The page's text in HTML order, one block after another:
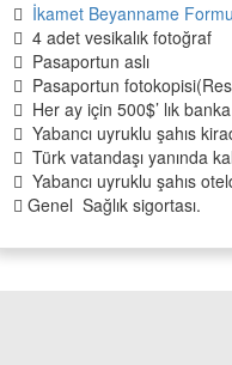
 İkamet Beyanname Formu
 4 adet vesikalık fotoğraf
 Pasaportun aslı
 Pasaportun
 Her ay için 500$’ lık
 Yabancı uyruklu şahıs
 Türk vatandaşı yanında
 Yabancı uyruklu şahıs
 Genel Sağlık sigortası.